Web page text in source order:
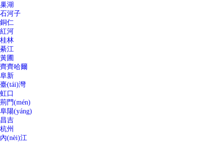
巢湖
石河子
銅仁
紅河
桂林
綦江
黃圃
齊齊哈爾
阜新
臺(tái)灣
虹口
荊門(mén)
阜陽(yáng)
昌吉
杭州
內(nèi)江